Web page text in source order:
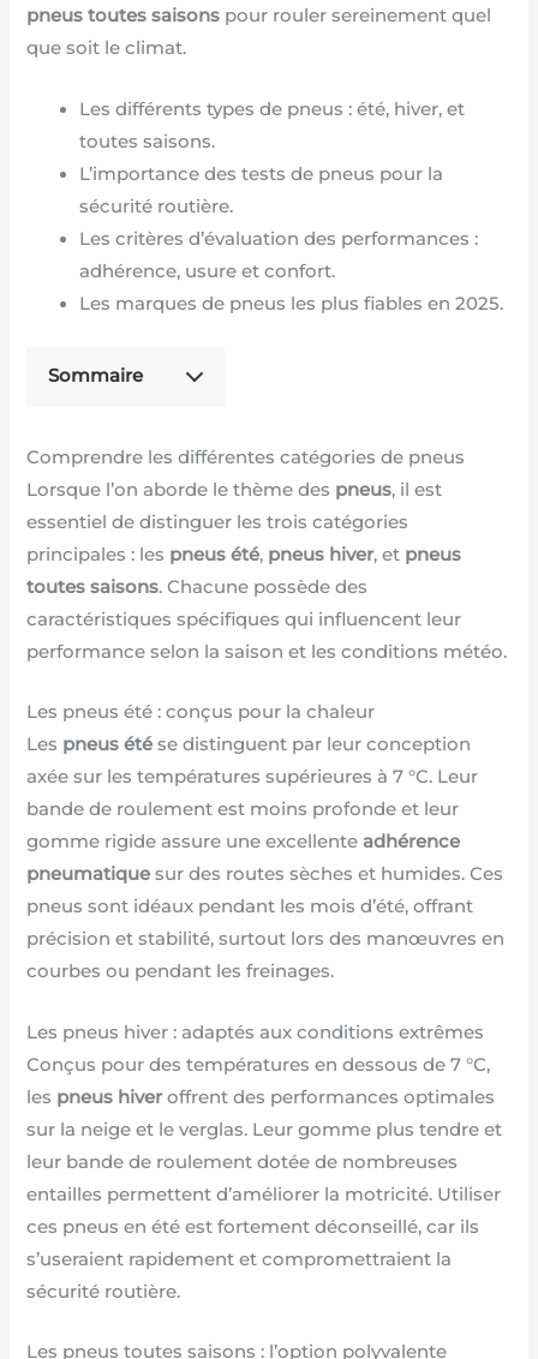
pneus toutes saisons pour rouler sereinement quel
que soit le climat.
Les différents types de pneus : été, hiver, et
toutes saisons.
L’importance des tests de pneus pour la
sécurité routière.
Les critères d’évaluation des performances :
adhérence, usure et confort.
Les marques de pneus les plus fiables en 2025.
Sommaire
Comprendre les différentes catégories de pneus
Lorsque l’on aborde le thème des pneus, il est
essentiel de distinguer les trois catégories
principales : les pneus été, pneus hiver, et pneus
toutes saisons. Chacune possède des
caractéristiques spécifiques qui influencent leur
performance selon la saison et les conditions météo.
Les pneus été : conçus pour la chaleur
Les pneus été se distinguent par leur conception
axée sur les températures supérieures à 7 °C. Leur
bande de roulement est moins profonde et leur
gomme rigide assure une excellenteadhérence
pneumatique sur des routes sèches et humides. Ces
pneus sont idéaux pendant les mois d’été, offrant
précision et stabilité, surtout lors des manœuvres en
courbes ou pendant les freinages.
Les pneus hiver : adaptés aux conditions extrêmes
Conçus pour des températures en dessous de 7 °C,
les pneus hiveroffrent des performances optimales
sur la neige et le verglas. Leur gomme plus tendre et
leur bande de roulement dotée de nombreuses
entailles permettent d’améliorer la motricité. Utiliser
ces pneus en été est fortement déconseillé, car ils
s’useraient rapidement et compromettraient la
sécurité routière.
Les pneus toutes saisons : l’option polyvalente